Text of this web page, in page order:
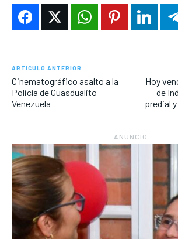
ARTÍCULO ANTERIOR
Cinematográfico asalto a la
Policía de Guasdualito
Venezuela
Hoy
de
predial
― ANUNCIO ―